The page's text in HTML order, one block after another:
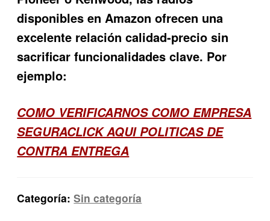
disponibles en Amazon ofrecen una
excelente relación calidad-precio sin
sacrificar funcionalidades clave. Por
ejemplo:
COMO VERIFICARNOS COMO EMPRESA
SEGURACLICK AQUI POLITICAS DE
CONTRA ENTREGA
Categoría:Sin categoría